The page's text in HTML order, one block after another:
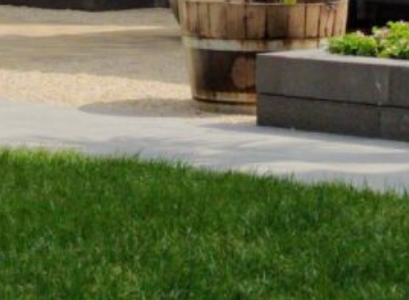
Goed
bereikbaar,
snelle service